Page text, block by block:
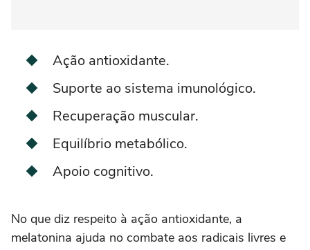
Ação antioxidante.
Suporte ao sistema imunológico.
Recuperação muscular.
Equilíbrio metabólico.
Apoio cognitivo.
No que diz respeito à ação antioxidante, a
melatonina ajuda no combate aos radicais livres e